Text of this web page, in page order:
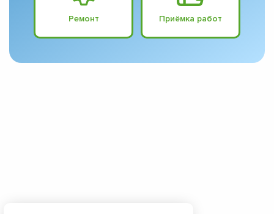
Ремонт Приёмка работ